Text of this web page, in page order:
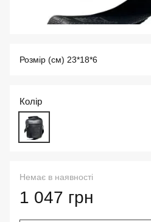
Розмір (см) 23*18*6
Колір
Немає в наявності
1 047 грн